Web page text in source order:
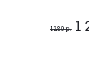
1 280 р. 1